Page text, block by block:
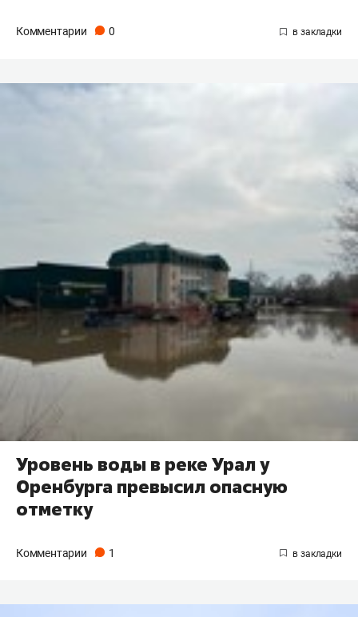
Комментарии 0
Уровень воды в реке Урал у
Оренбурга превысил опасную
отметку
Комментарии 1